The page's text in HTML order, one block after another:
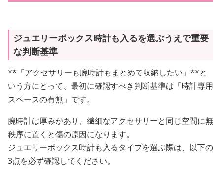
ジュエリーボックス時計も入るを選ぶうえで重要
な判断基準
**「アクセサリーも腕時計もまとめて収納したい」**と
いう方にとって、最初に確認すべき判断基準は「時計専用
スペースの有無」です。
腕時計は厚みがあり、繊細なアクセサリーと同じ空間に無
秩序に置くと傷の原因になります。
ジュエリーボックス時計も入るタイプを選ぶ際は、以下の
3点を必ず確認してください。